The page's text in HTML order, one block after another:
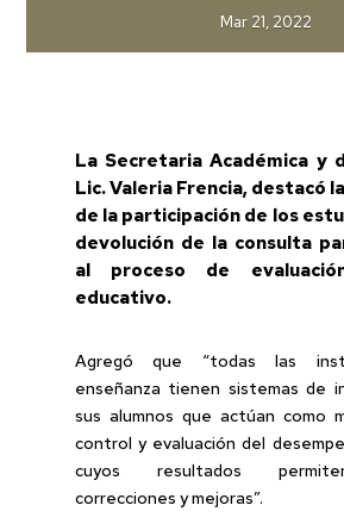
Mar 21, 2022
La Secretaria Académica y
Lic. Valeria Frencia, destacó
de la participación de los
devolución de la consulta
al proceso de
educativo.
Agregó que “todas las
enseñanza tienen sistemas de
sus alumnos que actúan como
control y evaluación del
cuyos resultados
correcciones y mejoras”.